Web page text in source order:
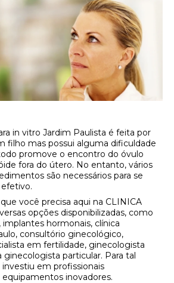
in vitro Jardim Paulista é feita por
filho mas possui alguma dificuldade
promove o encontro do óvulo
fora do útero. No entanto, vários
são necessários para se
você precisa aqui na CLINICA
opções disponibilizadas, como
hormonais, clínica
consultório ginecológico,
em fertilidade, ginecologista
ginecologista particular. Para tal
investiu em profissionais
inovadores.